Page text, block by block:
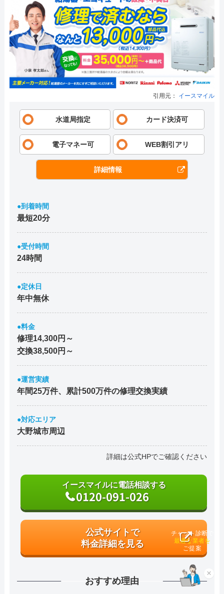
引用元： イースマイル
水道局指定 カード決済可
電子マネー可 WEB割引アリ
詳細情報
●到着時間
最短20分
●受付時間
24時間
●定休日
年中無休
●料金
修理14,300円～
交換38,500円～
●運営実績
年間25万件、累計500万件の修理交換実績
●対応エリア
大野城市周辺
詳細は公式HPでご確認ください
イースマイルに電話相談する
0120-091-026
公式サイトで
料金詳細を見る
おすすめ理由 ×
チャット診断で
最適な業者を
ご提案